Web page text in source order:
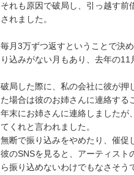
それも原因で破局し、引っ越す前
されました。
毎月3万ずつ返すということで決
り込みがない月もあり、去年の11
破局した際に、私の会社に彼が押
た場合は彼のお姉さんに連絡する
年末にお姉さんに連絡しましたが
てくれと言われました。
無断で振り込みをやめたり、催促
彼のSNSを見ると、アーティスト
ら振り込めないわけでもなさそう